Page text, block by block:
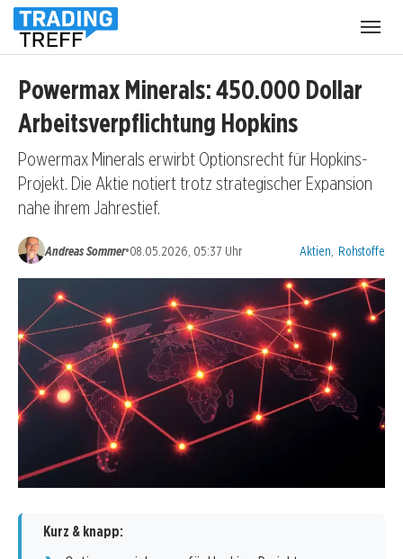
Powermax Minerals: 450.000 Dollar
Arbeitsverpflichtung Hopkins
Powermax Minerals erwirbt Optionsrecht für Hopkins-
Projekt. Die Aktie notiert trotz strategischer Expansion
nahe ihrem Jahrestief.
Andreas Sommer•08.05.2026, 05:37 Uhr Kategorien:
Aktien Rohstoffe
Kurz & knapp: